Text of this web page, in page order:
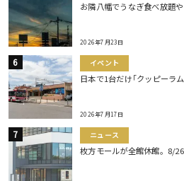
お隣八幡でうなぎ食べ放題や
2026年7月23日
イベント
日本で1台だけ｢クッピーラ
2026年7月17日
ニュース
枚方モールが全館休館。8/26